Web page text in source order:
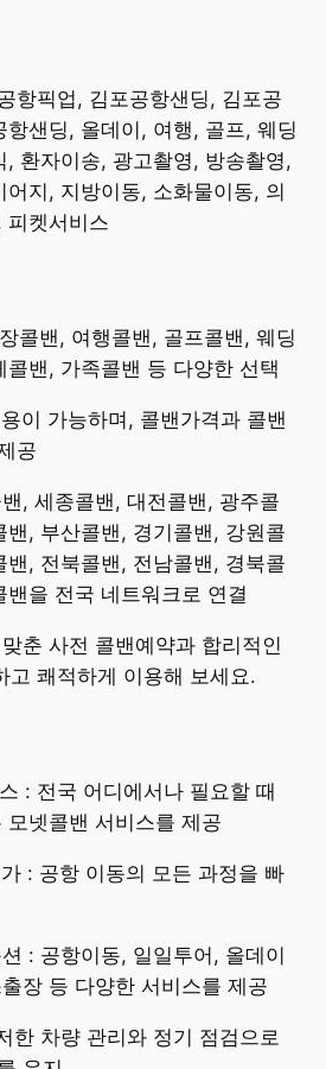
항픽업, 김포공항샌딩, 김포공
항샌딩, 올데이, 여행, 골프, 웨딩
, 환자이송, 광고촬영, 방송촬영,
지, 지방이동, 소화물이동, 의
피켓서비스
콜밴, 여행콜밴, 골프콜밴, 웨딩
밴, 가족콜밴 등 다양한 선택
이 가능하며, 콜밴가격과 콜밴
공
, 세종콜밴, 대전콜밴, 광주콜
밴, 부산콜밴, 경기콜밴, 강원콜
밴, 전북콜밴, 전남콜밴, 경북콜
을 전국 네트워크로 연결
춘 사전 콜밴예약과 합리적인
고 쾌적하게 이용해 보세요.
: 전국 어디에서나 필요할 때
넷콜밴 서비스를 제공
: 공항 이동의 모든 과정을 빠
: 공항이동, 일일투어, 올데이
장 등 다양한 서비스를 제공
한 차량 관리와 정기 점검으로